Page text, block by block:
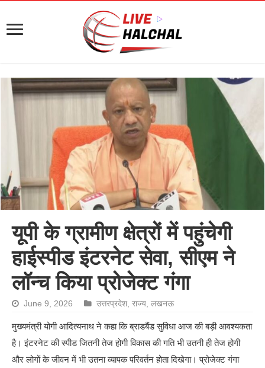
यूपी के ग्रामीण क्षेत्रों में पहुंचेगी
हाईस्पीड इंटरनेट सेवा, सीएम ने
लॉन्च किया प्रोजेक्ट गंगा
June 9, 2026 उत्तरप्रदेश ,राज्य ,लखनऊ
मुख्यमंत्री योगी आदित्यनाथ ने कहा कि ब्राडबैंड सुविधा आज की बड़ी आवश्यकता
है। इंटरनेट की स्पीड जितनी तेज होगी विकास की गति भी उतनी ही तेज होगी
और लोगों के जीवन में भी उतना व्यापक परिवर्तन होता दिखेगा। प्रोजेक्ट गंगा